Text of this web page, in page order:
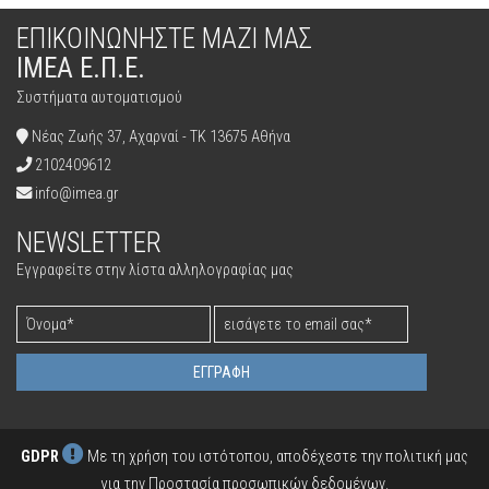
ΕΓΚΑΤΑΣΤΑΣΗ & ΡΥΘΜΙΣΗ
ΕΛΕΓΧΟΣ & ΣΥΝΤΗΡΗΣΗ ΣΥΣΤΗΜΑΤΟΣ
ΠΡΟΤΑΣΕΙΣ ΒΕΛΤΙΣΤΟΠΟΙΗΣΗΣ
ΤΡΟΦΙΜΑ & ΦΑΡΜΑΚΑ
ΙΣΧΥΣ
ΠΟΙΟΤΗΤΑ ΑΕΡΑ
ΕΠΙΚΟΙΝΩΝΉΣΤΕ ΜΑΖΊ ΜΑΣ
ΙΜΕΑ Ε.Π.Ε.
Συστήματα αυτοματισμού
Νέας Ζωής 37, Αχαρναί - ΤΚ 13675 Αθήνα
2102409612
info@imea.gr
NEWSLETTER
Εγγραφείτε στην λίστα αλληλογραφίας μας
ΕΓΓΡΑΦΉ
GDPR
Με τη χρήση του ιστότοπου, αποδέχεστε την πολιτική μας
για την Προστασία προσωπικών δεδομένων.